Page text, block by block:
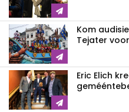
Kom
Tejater
Eric Elich